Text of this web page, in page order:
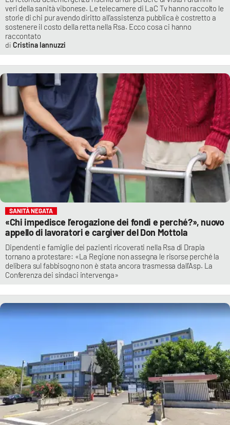
veri della sanità vibonese. Le telecamere di LaC Tv hanno raccolto le
storie di chi pur avendo diritto all’assistenza pubblica è costretto a
sostenere il costo della retta nella Rsa. Ecco cosa ci hanno
raccontato
Cristina Iannuzzi
SANITÀ NEGATA
«Chi impedisce l’erogazione dei fondi e perché?», nuovo
appello di lavoratori e cargiver del Don Mottola
Dipendenti e famiglie dei pazienti ricoverati nella Rsa di Drapia
tornano a protestare: «La Regione non assegna le risorse perché la
delibera sul fabbisogno non è stata ancora trasmessa dall’Asp. La
Conferenza dei sindaci intervenga»